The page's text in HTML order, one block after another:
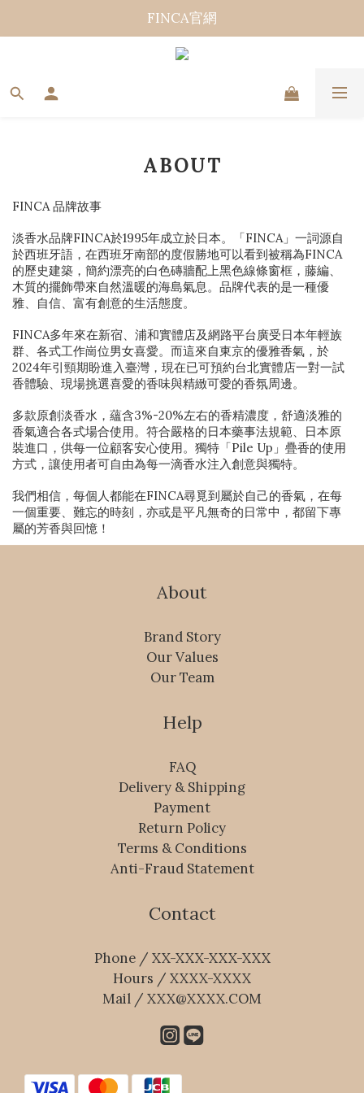
FINCA官網
ABOUT
FINCA 品牌故事
淡香水品牌FINCA於1995年成立於日本。「FINCA」一詞源自
於西班牙語，在西班牙南部的度假勝地可以看到被稱為FINCA
的歷史建築，簡約漂亮的白色磚牆配上黑色線條窗框，藤編、
木質的擺飾帶來自然溫暖的海島氣息。品牌代表的是一種優
雅、自信、富有創意的生活態度。
FINCA多年來在新宿、浦和實體店及網路平台廣受日本年輕族
群、各式工作崗位男女喜愛。而這來自東京的優雅香氣，於
2024年引頸期盼進入臺灣，現在已可預約台北實體店一對一試
香體驗、現場挑選喜愛的香味與精緻可愛的香氛周邊。
多款原創淡香水，蘊含3%-20%左右的香精濃度，舒適淡雅的
香氣適合各式場合使用。符合嚴格的日本藥事法規範、日本原
裝進口，供每一位顧客安心使用。獨特「Pile Up」疊香的使用
方式，讓使用者可自由為每一滴香水注入創意與獨特。
我們相信，每個人都能在FINCA尋覓到屬於自己的香氣，在每
一個重要、難忘的時刻，亦或是平凡無奇的日常中，都留下專
屬的芳香與回憶！
About
Brand Story
Our Values
Our Team
Help
FAQ
Delivery & Shipping
Payment
Return Policy
Terms & Conditions
Anti-Fraud Statement
Contact
Phone / XX-XXX-XXX-XXX
Hours / XXXX-XXXX
Mail / XXX@XXXX.COM